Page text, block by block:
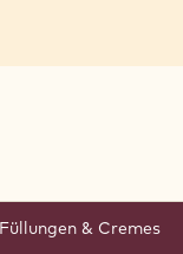
Füllungen & Cremes